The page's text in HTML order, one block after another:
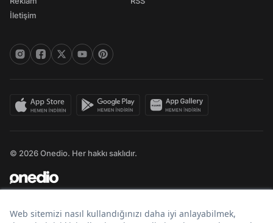
İletişim
© 2026 Onedio. Her hakkı saklıdır.
Bir markasıdır.